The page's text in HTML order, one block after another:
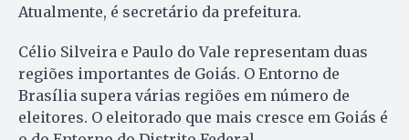
Atualmente, é secretário da prefeitura.
Célio Silveira e Paulo do Vale representam duas
regiões importantes de Goiás. O Entorno de
Brasília supera várias regiões em número de
eleitores. O eleitorado que mais cresce em Goiás é